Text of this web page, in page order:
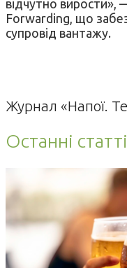
відчутно вирости»,
Forwarding, що
супровід вантажу.
Журнал «Напої.
Останні статті